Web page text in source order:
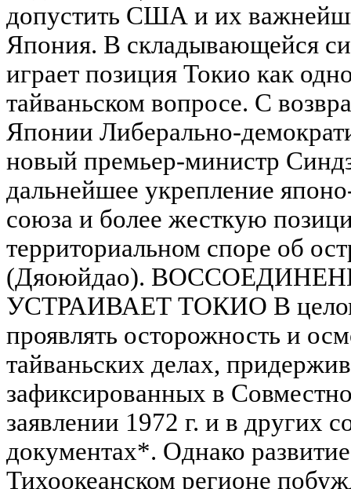
допустить США и их
Япония. В складывающейся
играет позиция Токио как
тайваньском вопросе. С
Японии Либерально-
новый премьер-министр
дальнейшее укрепление
союза и более жесткую
территориальном споре об
(Дяоюйдао).
УСТРАИВАЕТ ТОКИО В
проявлять осторожность и
тайваньских делах,
зафиксированных в
заявлении 1972 г. и в других
документах*. Однако
Тихоокеанском регионе